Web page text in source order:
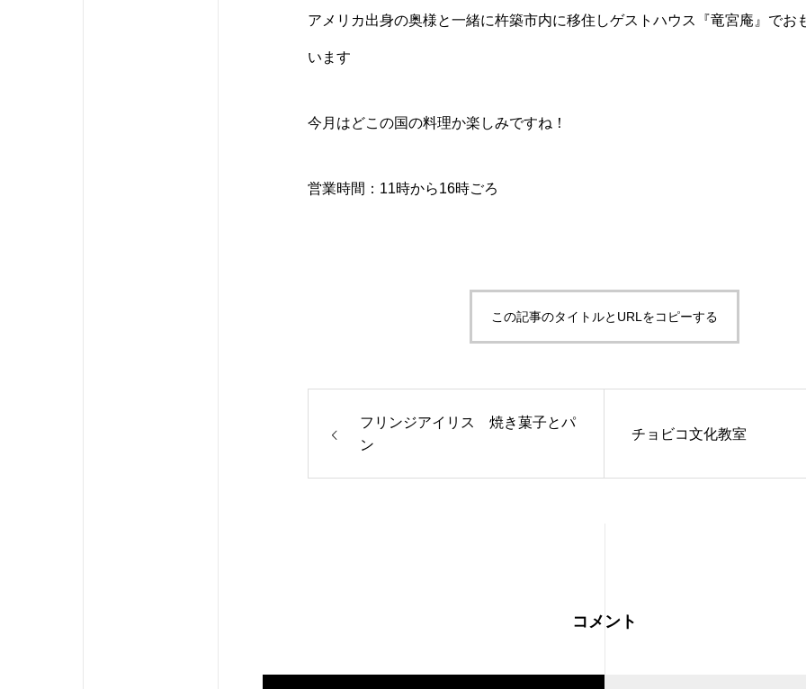
アメリカ出身の奥様と一緒に杵築市内に移住しゲストハウス『竜宮庵』でお
います
今月はどこの国の料理か楽しみですね！
営業時間：11時から16時ごろ
この記事のタイトルとURLをコピーする
フリンジアイリス 焼き菓子とパ
ン
チョビコ文化教室
コメント